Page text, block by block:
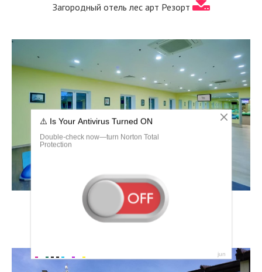
Загородный отель лес арт Резорт
Дорохово лес арт Резорт